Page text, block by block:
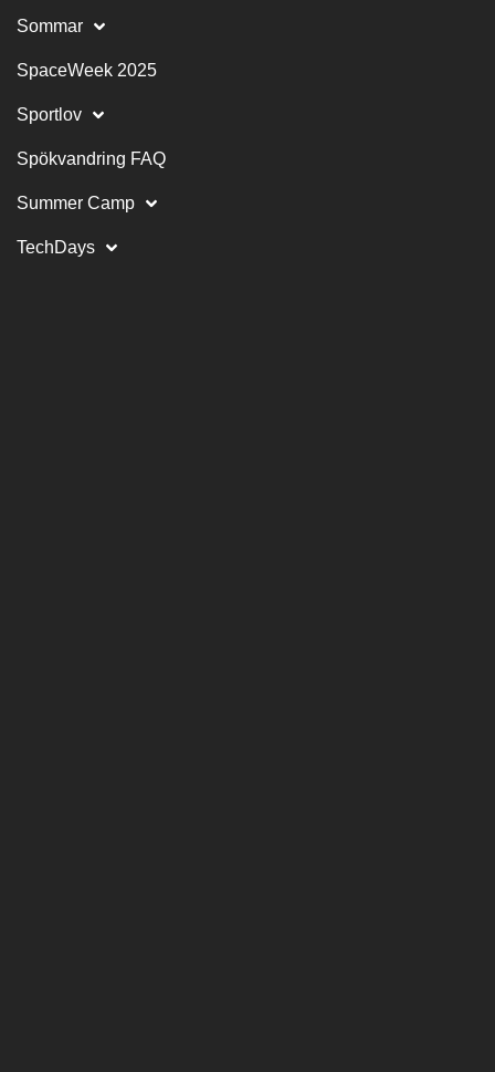
Sommar
SpaceWeek 2025
Sportlov
Spökvandring FAQ
Summer Camp
TechDays